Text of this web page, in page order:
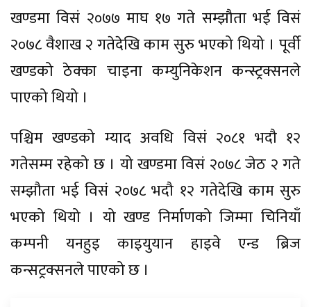
खण्डमा विसं २०७७ माघ १७ गते सम्झौता भई विसं
२०७८ वैशाख २ गतेदेखि काम सुरु भएको थियो । पूर्वी
खण्डको ठेक्का चाइना कम्युनिकेशन कन्स्ट्रक्सनले
पाएको थियो ।
पश्चिम खण्डको म्याद अवधि विसं २०८१ भदौ १२
गतेसम्म रहेको छ । यो खण्डमा विसं २०७८ जेठ २ गते
सम्झौता भई विसं २०७८ भदौ १२ गतेदेखि काम सुरु
भएको थियो । यो खण्ड निर्माणको जिम्मा चिनियाँ
कम्पनी यनहुइ काइयुयान हाइवे एन्ड ब्रिज
कन्सट्रक्सनले पाएको छ ।